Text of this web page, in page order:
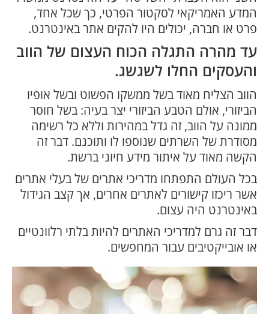
המדע האמריקאי לסקטור הפרטי, כך שכל אחד,
פרט או חברה, יכולים היו להקים אתר באינטרנט.
עד מהרה התגלה הכוח העצום של הווב
והעסקים החלו לשגשג.
הווב הצליח מאוד בשל ממשקו הפשוט ובשל אופיו
הביזורי, אולם הטבע הביזורי יצר בעיה: בשל חוסר
ממונה על הווב, זה גדל במהירות וללא כל רשימה
מסודרת של השרתים שנוספו לו ותוכנם. דבר זה
הקשה מאוד על איתור מידע חיוני ברשת.
בכל העולם התפתחו מדריכי אתרים של בעלי אתרים
אשר ריכזו קישורים לאתרים אחרים, אך קצב הגידול
באינטרנט היה עצום.
דבר זה גרם למדריכי האתרים להיות בלתי רלוונטיים
או אובייקטיבים עבור המחפשים.